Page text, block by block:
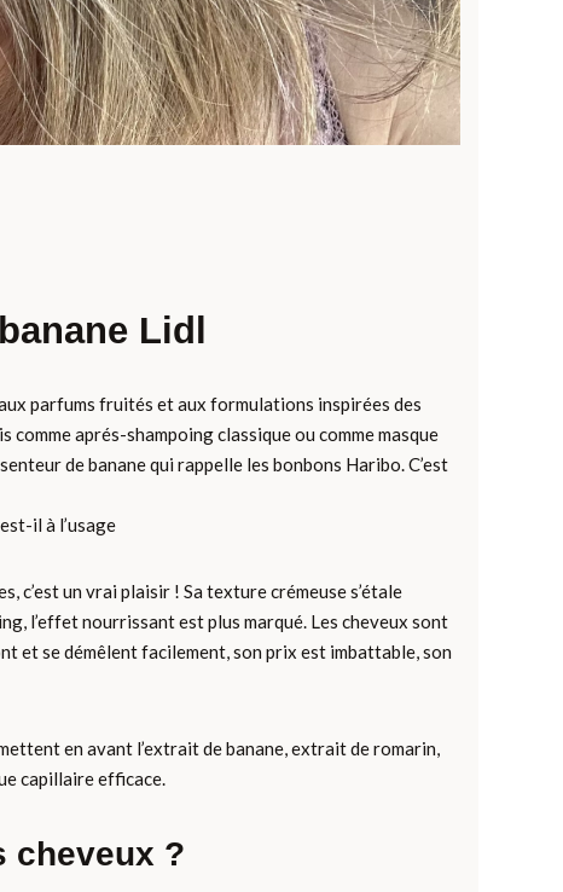
Lidl
parfums fruités et aux formulations inspirées des
aprés-shampoing classique ou comme masque
de banane qui rappelle les bonbons Haribo. C’est
il à l’usage
c’est un vrai plaisir ! Sa texture crémeuse s’étale
l’effet nourrissant est plus marqué. Les cheveux sont
et se démêlent facilement, son prix est imbattable, son
en avant l’extrait de banane, extrait de romarin,
capillaire efficace.
cheveux ?